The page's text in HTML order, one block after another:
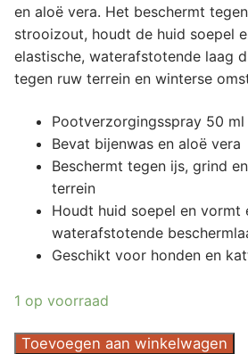
en aloë vera. Het beschermt
strooizout, houdt de huid soepel
elastische, waterafstotende laag
tegen ruw terrein en winterse
Pootverzorgingsspray 50 ml
Bevat bijenwas en aloë vera
Beschermt tegen ijs, grind
terrein
Houdt huid soepel en vormt
waterafstotende
Geschikt voor honden en
1 op voorraad
TRIXIE
Toevoegen aan winkelwagen